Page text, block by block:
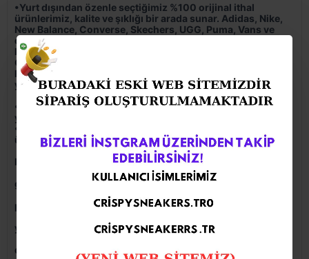
•Yurt dışından özenle seçtiğimiz %100 orijinal ithal
ürünlerimiz, kalite ve şıklığı bir arada sunar. Adidas, Nike,
New Balance, Converse, Skechers, UGG, Puma, Vans ve
daha birçok dünya markasının en özel modellerini orijinal
kutusuyla birlikte sizin için tedarik ediyoruz.
Crispy Sneakers, 2013’den beri hem modayı takip eden
hem de konforu ön planda tutan herkes için geniş bir ürün
yelpazesine sahiptir.
•Ürünlerimiz de kesinlikle sahte ve replika ürün satışımız
yoktur.
•Tüm ürünlerimiz orijinal kutusunda gönderilmektedir. Her
ürün barkodlu, orijinal seri lisans numaralıdır.
Değerlerimiz;
Kalite: Sunduğumuz her ürün, orijinallik garantisi ile
gelir.
Güvenilirlik: Siparişleriniz hızlı, güvenli ve özenli
paketleme ile adresinize ulaşır.
yakından takip eder, koleksiyonumuza ekleriz.
desteğimizle her zaman yanınızdayız.